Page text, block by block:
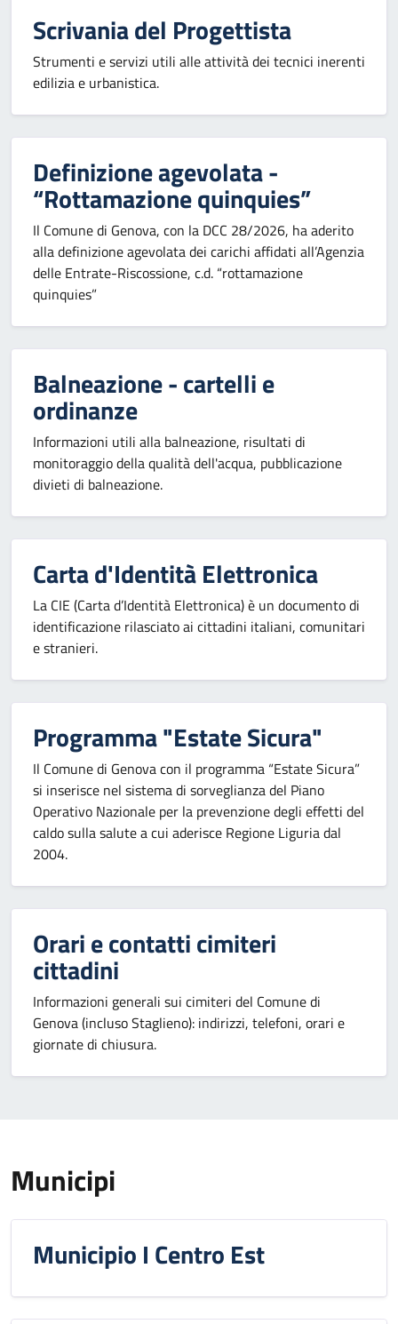
Scrivania del Progettista
Strumenti e servizi utili alle attività dei tecnici inerenti
edilizia e urbanistica.
Definizione agevolata -
“Rottamazione quinquies”
Il Comune di Genova, con la DCC 28/2026, ha aderito
alla definizione agevolata dei carichi affidati all’Agenzia
delle Entrate-Riscossione, c.d. “rottamazione
quinquies”
Balneazione - cartelli e
ordinanze
Informazioni utili alla balneazione, risultati di
monitoraggio della qualità dell'acqua, pubblicazione
divieti di balneazione.
Carta d'Identità Elettronica
La CIE (Carta d’Identità Elettronica) è un documento di
identificazione rilasciato ai cittadini italiani, comunitari
e stranieri.
Programma "Estate Sicura"
Il Comune di Genova con il programma “Estate Sicura”
si inserisce nel sistema di sorveglianza del Piano
Operativo Nazionale per la prevenzione degli effetti del
caldo sulla salute a cui aderisce Regione Liguria dal
2004.
Orari e contatti cimiteri
cittadini
Informazioni generali sui cimiteri del Comune di
Genova (incluso Staglieno): indirizzi, telefoni, orari e
giornate di chiusura.
Municipi
Municipio I Centro Est